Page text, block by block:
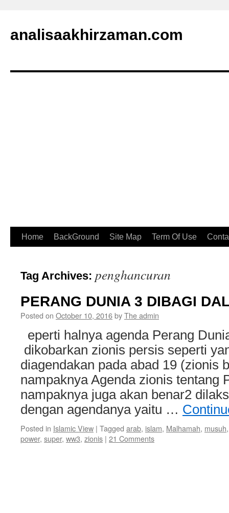
analisaakhirzaman.com
Home BackGround Site Map Term Of Use
Tag Archives: penghancuran
PERANG DUNIA 3 DIBAGI
Posted on October 10, 2016byThe admin
eperti halnya agenda Perang
dikobarkan zionis persis seperti
diagendakan pada abad 19 (zionis
nampaknya Agenda zionis tentang
nampaknya juga akan benar2
dengan agendanya yaitu …
Posted in Islamic View | Tagged arab, islam, Malhamah, musuh
power, super, ww3, zionis | 21 Comments